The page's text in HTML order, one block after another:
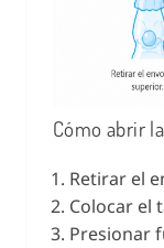
Cómo abrir
Retirar el
Colocar el
Presionar